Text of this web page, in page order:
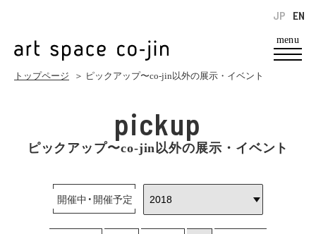
menu
EN
JP
トップページ ＞ ピックアップ〜co-jin以外の展示・イベント
pickup
ピックアップ〜co-jin以外の展示・イベント
開催中・開催予定